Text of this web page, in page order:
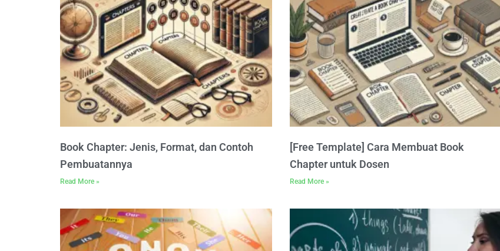
Book Chapter: Jenis, Format, dan Contoh
Pembuatannya
Read More »
[Free Template] Cara Membuat Book
Chapter untuk Dosen
Read More »